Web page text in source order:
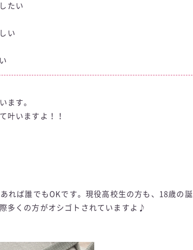
たい
い
ます。
叶いますよ！！
れば誰でもOKです。現役高校生の方も、18歳の誕
多くの方がオシゴトされていますよ♪